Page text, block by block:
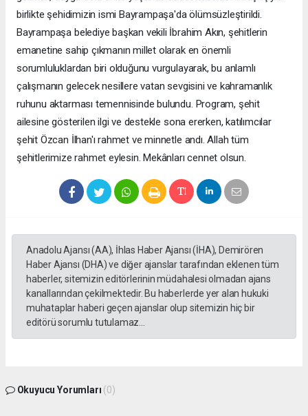
birlikte şehidimizin ismi Bayrampaşa'da ölümsüzleştirildi.
Bayrampaşa belediye başkan vekili İbrahim Akın, şehitlerin
emanetine sahip çıkmanın millet olarak en önemli
sorumluluklardan biri olduğunu vurgulayarak, bu anlamlı
çalışmanın gelecek nesillere vatan sevgisini ve kahramanlık
ruhunu aktarması temennisinde bulundu. Program, şehit
ailesine gösterilen ilgi ve destekle sona ererken, katılımcılar
şehit Özcan İlhan'ı rahmet ve minnetle andı. Allah tüm
şehitlerimize rahmet eylesin. Mekânları cennet olsun.
Anadolu Ajansı (AA), İhlas Haber Ajansı (İHA), Demirören
Haber Ajansı (DHA) ve diğer ajanslar tarafından eklenen tüm
haberler, sitemizin editörlerinin müdahalesi olmadan ajans
kanallarından çekilmektedir. Bu haberlerde yer alan hukuki
muhataplar haberi geçen ajanslar olup sitemizin hiç bir
editörü sorumlu tutulamaz...
Okuyucu Yorumları (0)